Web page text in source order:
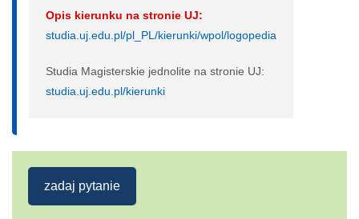
Opis kierunku na stronie UJ:
studia.uj.edu.pl/pl_PL/kierunki/wpol/logopedia
Studia Magisterskie jednolite na stronie UJ:
studia.uj.edu.pl/kierunki
zadaj pytanie